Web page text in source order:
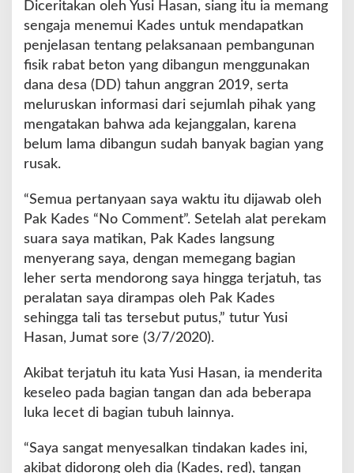
k
u
u
U
t
a
g
a
D
n
i
a
a
d
s
Diceritakan oleh Yusi Hasan, siang itu ia memang
sengaja menemui Kades untuk mendapatkan
penjelasan tentang pelaksanaan pembangunan
fisik rabat beton yang dibangun menggunakan
dana desa (DD) tahun anggran 2019, serta
meluruskan informasi dari sejumlah pihak yang
mengatakan bahwa ada kejanggalan, karena
belum lama dibangun sudah banyak bagian yang
rusak.
“Semua pertanyaan saya waktu itu dijawab oleh
Pak Kades “No Comment”. Setelah alat perekam
suara saya matikan, Pak Kades langsung
menyerang saya, dengan memegang bagian
leher serta mendorong saya hingga terjatuh, tas
peralatan saya dirampas oleh Pak Kades
sehingga tali tas tersebut putus,” tutur Yusi
Hasan, Jumat sore (3/7/2020).
Akibat terjatuh itu kata Yusi Hasan, ia menderita
keseleo pada bagian tangan dan ada beberapa
luka lecet di bagian tubuh lainnya.
“Saya sangat menyesalkan tindakan kades ini,
akibat didorong oleh dia (Kades, red), tangan